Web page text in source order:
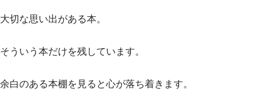
大切な思い出がある本。
そういう本だけを残しています。
余白のある本棚を見ると心が落ち着きます。